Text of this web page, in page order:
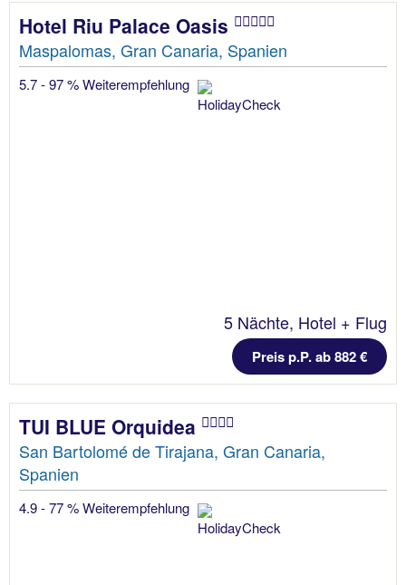
Hotel Riu Palace Oasis
Maspalomas, Gran Canaria, Spanien
5.7 - 97 % Weiterempfehlung
5 Nächte, Hotel + Flug
Preis p.P. ab 882 €
TUI BLUE Orquidea
San Bartolomé de Tirajana, Gran Canaria,
Spanien
4.9 - 77 % Weiterempfehlung